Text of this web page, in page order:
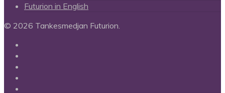
Futurion in English
© 2026 Tankesmedjan Futurion.